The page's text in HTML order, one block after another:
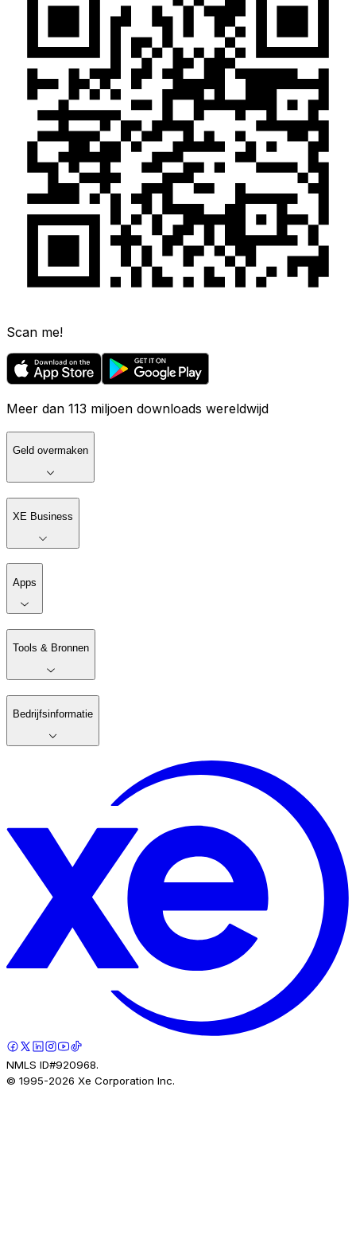
Scan me!
Meer dan 113 miljoen downloads wereldwijd
Geld overmaken
XE Business
Apps
Tools & Bronnen
Bedrijfsinformatie
NMLS ID#920968.
© 1995-2026 Xe Corporation Inc.